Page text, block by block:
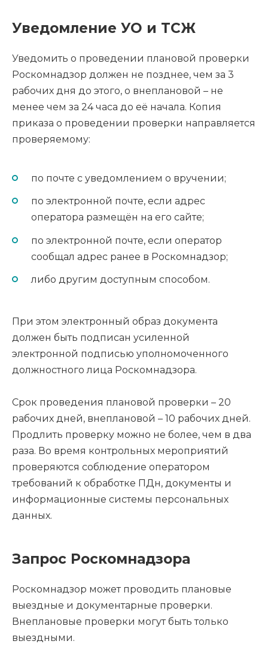
Уведомление УО и ТСЖ
Уведомить о проведении плановой проверки
Роскомнадзор должен не позднее, чем за 3
рабочих дня до этого, о внеплановой – не
менее чем за 24 часа до её начала. Копия
приказа о проведении проверки направляется
проверяемому:
по почте с уведомлением о вручении;
по электронной почте, если адрес
оператора размещён на его сайте;
по электронной почте, если оператор
сообщал адрес ранее в Роскомнадзор;
либо другим доступным способом.
При этом электронный образ документа
должен быть подписан усиленной
электронной подписью уполномоченного
должностного лица Роскомнадзора.
Срок проведения плановой проверки – 20
рабочих дней, внеплановой – 10 рабочих дней.
Продлить проверку можно не более, чем в два
раза. Во время контрольных мероприятий
проверяются соблюдение оператором
требований к обработке ПДн, документы и
информационные системы персональных
данных.
Запрос Роскомнадзора
Роскомнадзор может проводить плановые
выездные и документарные проверки.
Внеплановые проверки могут быть только
выездными.